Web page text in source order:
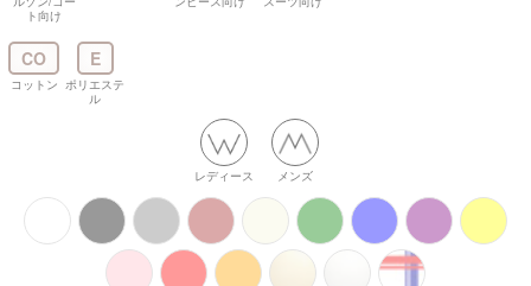
ト向け
CO
コットン
E
ポリエステ
ル
レディース メンズ